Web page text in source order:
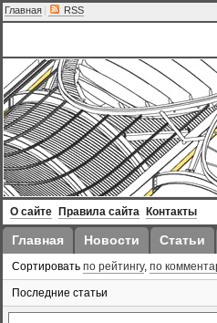
Главная | RSS
О сайте Правила сайта Контакты
Главная Новости Статьи
Сортировать по рейтингу, по
Последние статьи